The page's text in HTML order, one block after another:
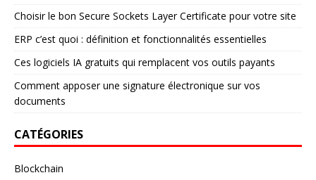
Choisir le bon Secure Sockets Layer Certificate pour votre site
ERP c’est quoi : définition et fonctionnalités essentielles
Ces logiciels IA gratuits qui remplacent vos outils payants
Comment apposer une signature électronique sur vos
documents
CATÉGORIES
Blockchain